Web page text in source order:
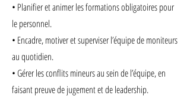
• Planifier et animer les formations obligatoires pour
le personnel.
• Encadre, motiver et superviser l’équipe de moniteurs
au quotidien.
• Gérer les conflits mineurs au sein de l’équipe, en
faisant preuve de jugement et de leadership.